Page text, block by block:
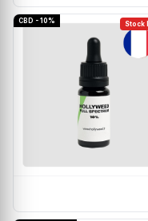
Stock
CBD - 10%